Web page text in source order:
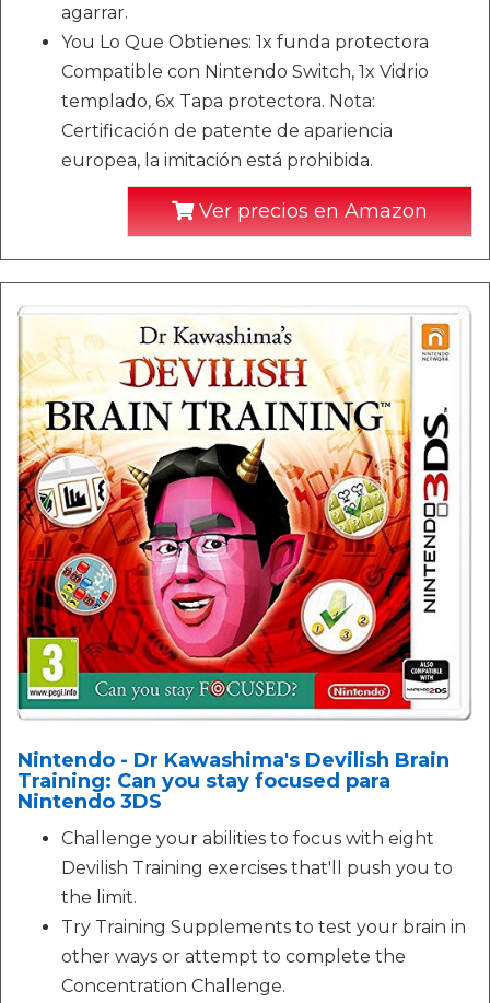
agarrar.
You Lo Que Obtienes: 1x funda protectora
Compatible con Nintendo Switch, 1x Vidrio
templado, 6x Tapa protectora. Nota:
Certificación de patente de apariencia
europea, la imitación está prohibida.
Ver precios en Amazon
Nintendo - Dr Kawashima's Devilish Brain
Training: Can you stay focused para
Nintendo 3DS
Challenge your abilities to focus with eight
Devilish Training exercises that'll push you to
the limit.
Try Training Supplements to test your brain in
other ways or attempt to complete the
Concentration Challenge.